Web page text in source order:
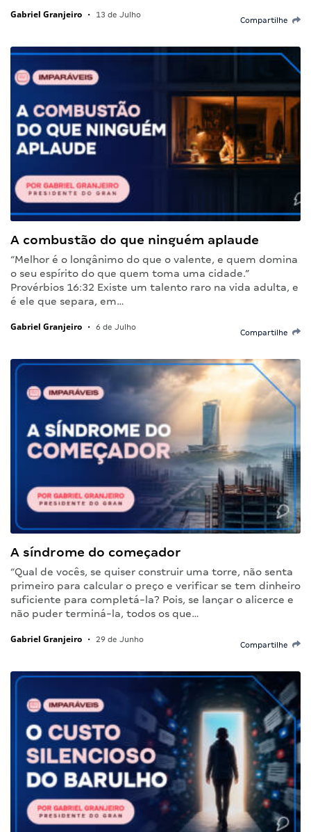
Gabriel Granjeiro • 13 de Julho
Compartilhe
A combustão do que ninguém aplaude
“Melhor é o longânimo do que o valente, e quem domina
o seu espírito do que quem toma uma cidade.”
Provérbios 16:32 Existe um talento raro na vida adulta, e
é ele que separa, em…
Gabriel Granjeiro • 6 de Julho
Compartilhe
A síndrome do começador
“Qual de vocês, se quiser construir uma torre, não senta
primeiro para calcular o preço e verificar se tem dinheiro
suficiente para completá-la? Pois, se lançar o alicerce e
não puder terminá-la, todos os que…
Gabriel Granjeiro • 29 de Junho
Compartilhe